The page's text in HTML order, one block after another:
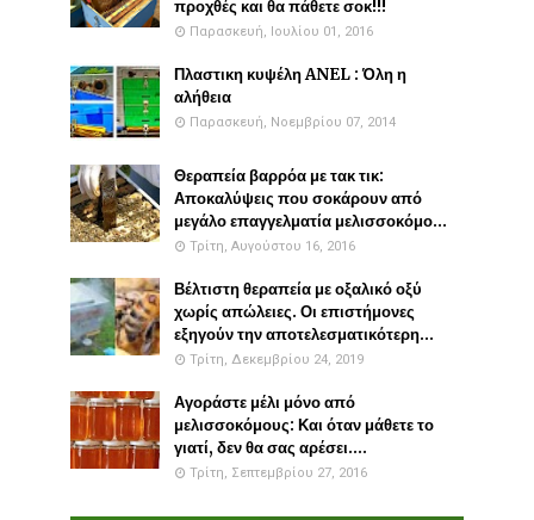
προχθές και θα πάθετε σοκ!!!
Παρασκευή, Ιουλίου 01, 2016
Πλαστικη κυψέλη ANEL : Όλη η
αλήθεια
Παρασκευή, Νοεμβρίου 07, 2014
Θεραπεία βαρρόα με τακ τικ:
Αποκαλύψεις που σοκάρουν από
μεγάλο επαγγελματία μελισσοκόμο...
Τρίτη, Αυγούστου 16, 2016
Βέλτιστη θεραπεία με οξαλικό οξύ
χωρίς απώλειες. Οι επιστήμονες
εξηγούν την αποτελεσματικότερη...
Τρίτη, Δεκεμβρίου 24, 2019
Αγοράστε μέλι μόνο από
μελισσοκόμους: Και όταν μάθετε το
γιατί, δεν θα σας αρέσει....
Τρίτη, Σεπτεμβρίου 27, 2016